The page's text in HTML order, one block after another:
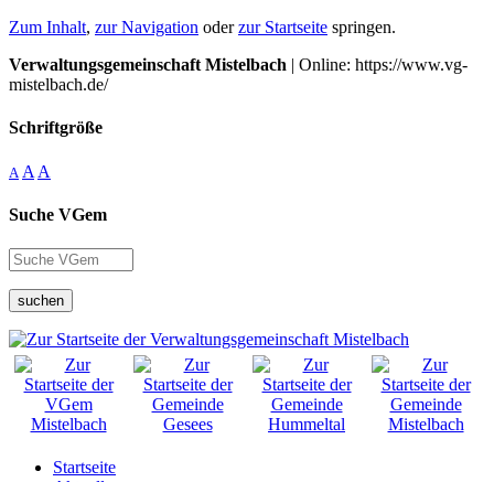
Zum Inhalt, zur Navigation oderzur Startseite springen.
Verwaltungsgemeinschaft Mistelbach | Online: https://www.vg-
mistelbach.de/
Schriftgröße
A A A
Suche VGem
suchen
Startseite